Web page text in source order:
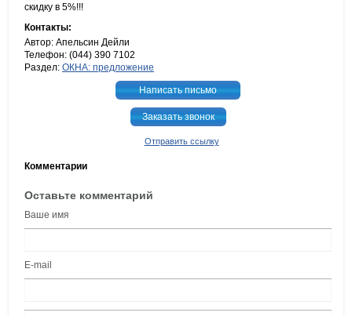
скидку в 5%!!!
Контакты:
Автор: Апельсин Дейли
Телефон: (044) 390 7102
Раздел: ОКНА: предложение
Написать письмо
Заказать звонок
Отправить ссылку
Комментарии
Оставьте комментарий
Ваше имя
E-mail